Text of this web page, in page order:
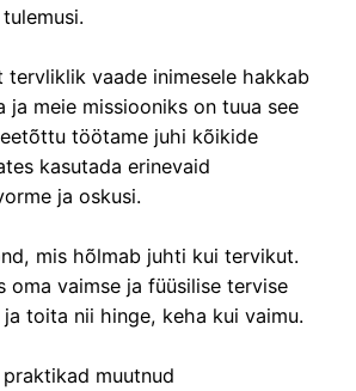
tervliklik vaade inimesele hakkab
ja meie missiooniks on tuua see
töötame juhi kõikide
kasutada erinevaid
ja oskusi.
mis hõlmab juhti kui tervikut.
oma vaimse ja füüsilise tervise
toita nii hinge, keha kui vaimu.
muutnud